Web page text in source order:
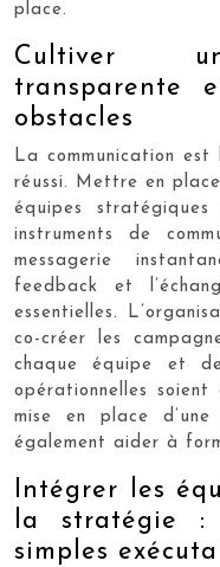
place.
Cultiver
transparente
obstacles
La communication est
réussi. Mettre en
équipes
instruments de
messagerie
feedback et
essentielles.
co-créer les
chaque équipe et
opérationnelles
mise en place
également aider à
Intégrer les
la stratégie :
simples